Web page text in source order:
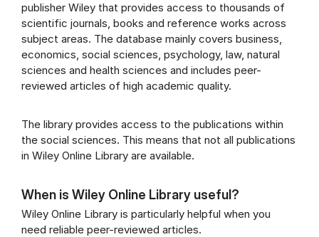
publisher Wiley that provides access to thousands of
scientific journals, books and reference works across
subject areas. The database mainly covers business,
economics, social sciences, psychology, law, natural
sciences and health sciences and includes peer-
reviewed articles of high academic quality.
The library provides access to the publications within
the social sciences. This means that not all publications
in Wiley Online Library are available.
When is Wiley Online Library useful?
Wiley Online Library is particularly helpful when you
need reliable peer-reviewed articles.